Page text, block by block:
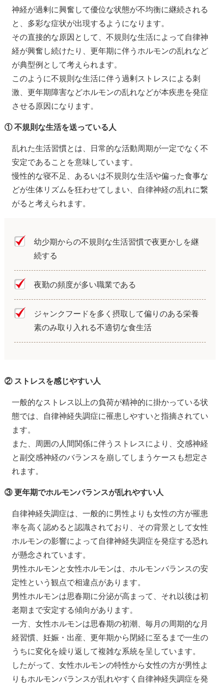
神経が過剰に興奮して優位な状態が不均衡に継続される
と、多彩な症状が出現するようになります。
その直接的な原因として、不規則な生活によって自律神
経が興奮し続けたり、更年期に伴うホルモンの乱れなど
が典型例として考えられます。
このように不規則な生活に伴う過剰ストレスによる刺
激、更年期障害などホルモンの乱れなどが本疾患を発症
させる原因になります。
① 不規則な生活を送っている人
乱れた生活習慣とは、日常的な活動周期が一定でなく不
安定であることを意味しています。
慢性的な寝不足、あるいは不規則な生活や偏った食事な
どが生体リズムを狂わせてしまい、自律神経の乱れに繋
がると考えられます。
幼少期からの不規則な生活習慣で夜更かしを継
続する
夜勤の頻度が多い職業である
ジャンクフードを多く摂取して偏りのある栄養
素のみ取り入れる不適切な食生活
② ストレスを感じやすい人
一般的なストレス以上の負荷が精神的に掛かっている状
態では、自律神経失調症に罹患しやすいと指摘されてい
ます。
また、周囲の人間関係に伴うストレスにより、交感神経
と副交感神経のバランスを崩してしまうケースも想定さ
れます。
③ 更年期でホルモンバランスが乱れやすい人
自律神経失調症は、一般的に男性よりも女性の方が罹患
率を高く認めると認識されており、その背景として女性
ホルモンの影響によって自律神経失調症を発症する恐れ
が懸念されています。
男性ホルモンと女性ホルモンは、ホルモンバランスの安
定性という観点で相違点があります。
男性ホルモンは思春期に分泌が高まって、それ以後は初
老期まで安定する傾向があります。
一方、女性ホルモンは思春期の初潮、毎月の周期的な月
経習慣、妊娠・出産、更年期から閉経に至るまで一生の
うちに変化を繰り返して複雑な系統を呈しています。
したがって、女性ホルモンの特性から女性の方が男性よ
りもホルモンバランスが乱れやすく自律神経失調症を発